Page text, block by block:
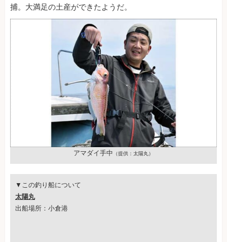
捕。大満足の土産ができたようだ。
アマダイ手中 （提供：太陽丸）
▼この釣り船について
太陽丸
出船場所：小倉港